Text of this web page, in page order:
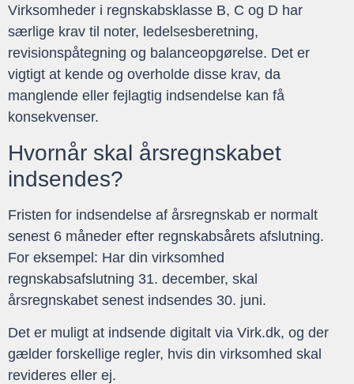
Virksomheder i regnskabsklasse B, C og D har
særlige krav til noter, ledelsesberetning,
revisionspåtegning og balanceopgørelse. Det er
vigtigt at kende og overholde disse krav, da
manglende eller fejlagtig indsendelse kan få
konsekvenser.
Hvornår skal årsregnskabet
indsendes?
Fristen for indsendelse af årsregnskab er normalt
senest 6 måneder efter regnskabsårets afslutning.
For eksempel: Har din virksomhed
regnskabsafslutning 31. december, skal
årsregnskabet senest indsendes 30. juni.
Det er muligt at indsende digitalt via Virk.dk, og der
gælder forskellige regler, hvis din virksomhed skal
revideres eller ej.